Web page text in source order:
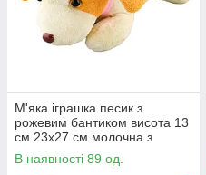
М'яка іграшка песик з
рожевим бантиком висота 13
см 23х27 см молочна з
жовтими вушками
(41201.001)
В наявності 89 од.